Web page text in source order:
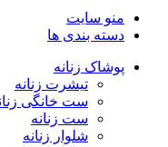
منو سایت
دسته بندی ها
پوشاک زنانه
تیشرت زنانه
ست خانگی
ست زنانه
شلوار زنانه